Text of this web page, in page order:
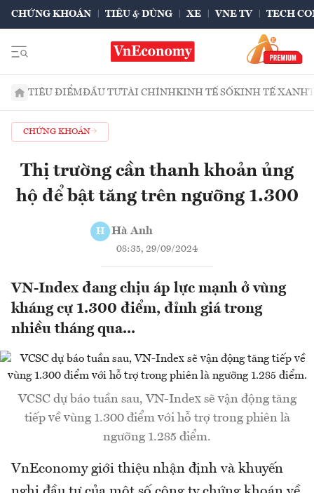
CHỨNG KHOÁN TIÊU & DÙNG XE VNE TV TECH
TIÊU ĐIỂMĐẦU TƯTÀI CHÍNHKINH TẾ SỐKINH TẾ XANH
CHỨNG KHOÁN
Thị trường cần thanh khoản ủng
hộ để bật tăng trên ngưỡng 1.300
H Hà Anh
08:35, 29/09/2024
VN-Index đang chịu áp lực mạnh ở vùng
kháng cự 1.300 điểm, đỉnh giá trong
nhiều tháng qua...
VCSC dự báo tuần sau, VN-Index sẽ vận động tăng
tiếp về vùng 1.300 điểm với hỗ trợ trong phiên là
ngưỡng 1.285 điểm.
VnEconomy giới thiệu nhận định và khuyến